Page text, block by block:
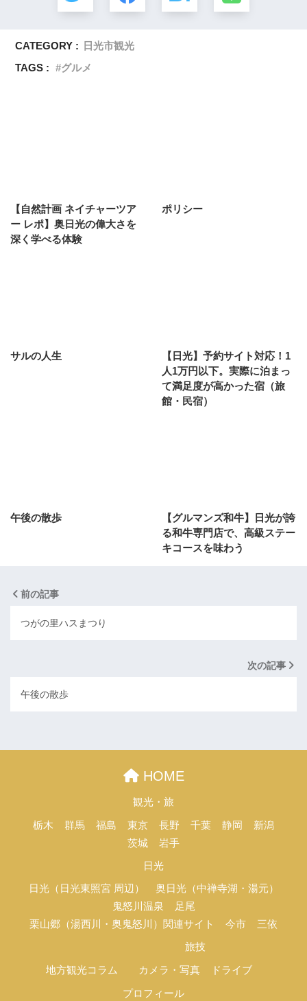
CATEGORY :
日光市観光
TAGS :
グルメ
【自然計画 ネイチャーツア
ー レポ】奥日光の偉大さを
深く学べる体験
ポリシー
サルの人生
【日光】予約サイト対応！1
人1万円以下。実際に泊まっ
て満足度が高かった宿（旅
館・民宿）
午後の散歩
【グルマンズ和牛】日光が誇
る和牛専門店で、高級ステー
キコースを味わう
前の記事
つがの里ハスまつり
次の記事
午後の散歩
HOME
観光・旅
栃木 群馬 福島 東京 長野 千葉 静岡
新潟
茨城
岩手
日光
日光（日光東照宮 周辺）
奥日光（中禅寺湖・湯元）
鬼怒川温泉
足尾
栗山郷（湯西川・奥鬼怒川）関連サイト
今市 三依
地方観光コラム
旅技
カメラ・写真 ドライブ
プロフィール